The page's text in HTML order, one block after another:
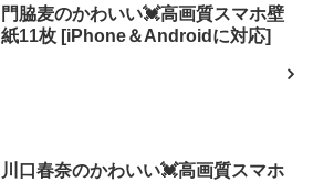
門脇麦のかわいい💓高画質スマホ壁
紙11枚 [iPhone＆Androidに対応]
川口春奈のかわいい💓高画質スマホ